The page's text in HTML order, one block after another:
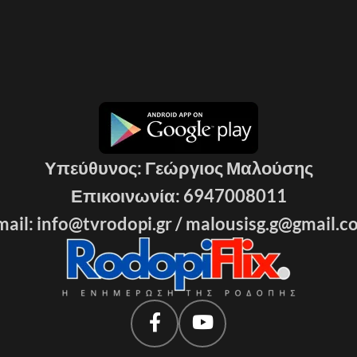
Υπεύθυνος: Γεώργιος Μαλούσης
Επικοινωνία: 6947008011
info@tvrodopi.gr /